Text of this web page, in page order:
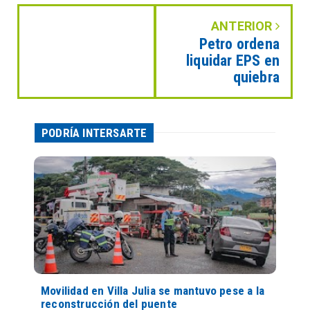
ANTERIOR
Petro ordena
liquidar EPS en
quiebra
PODRÍA INTERSARTE
Movilidad en Villa Julia se mantuvo pese a la
reconstrucción del puente